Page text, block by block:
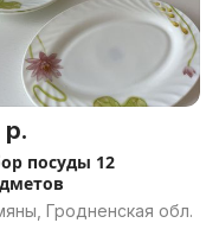
посуды 12
Гродненская обл.